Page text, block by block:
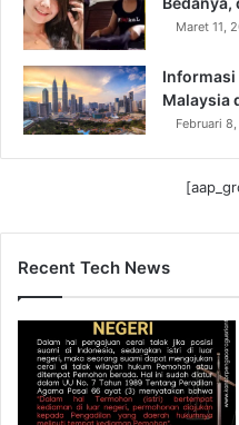
Maret 11,
Informasi
Malaysia
Februari
Recent Tech News